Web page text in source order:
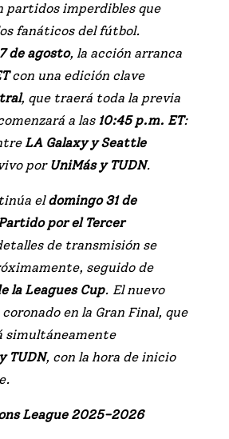
partidos imperdibles que
fanáticos del fútbol.
de agosto, la acción arranca
con una edición clave
, que traerá toda la previa
a las 10:45 p.m. ET:
LA Galaxy y Seattle
por UniMás y TUDN.
eldomingo 31 de
por el Tercer
de transmisión se
seguido de
la Leagues Cup. El nuevo
en la Gran Final, que
simultáneamente
TUDN, con la hora de inicio
League 2025-2026